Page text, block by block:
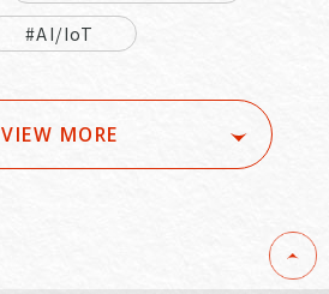
#AI/IoT
VIEW MORE